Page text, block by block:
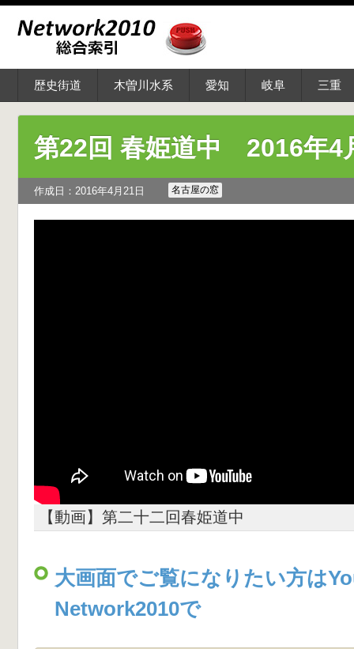
歴史街道 木曽川水系 愛知 岐阜 三重
第22回 春姫道中 2016年4
作成日：2016年4月21日 名古屋の窓
【動画】第二十二回春姫道中
大画面でご覧になりたい方は
Network2010で